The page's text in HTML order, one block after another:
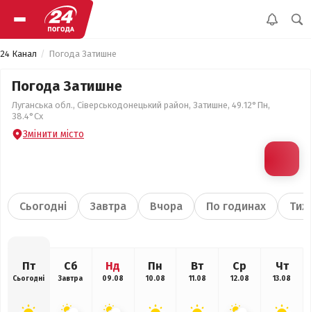
24 Канал Погода Затишне
Погода Затишне
Луганська обл., Сіверськодонецький район, Затишне, 49.12°Пн,
38.4°Сх
Змінити місто
Сьогодні Завтра Вчора По годинах
Пт
Сьогодні
Сб
Завтра
Нд
09.08
Пн
10.08
Вт
11.08
Ср
12.08
Чт
13.08